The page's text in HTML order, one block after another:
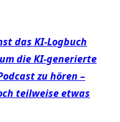
das KI-Logbuch
die KI-generierte
zu hören –
teilweise etwas